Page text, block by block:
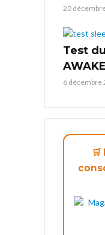
20
Test
6 décembre